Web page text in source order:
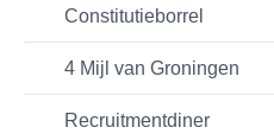
Constitutieborrel
4 Mijl van Groningen
Recruitmentdiner